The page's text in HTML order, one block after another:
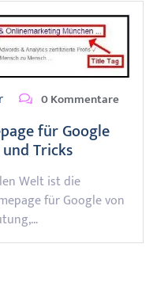
0 Kommentare
für Google
Tricks
Welt ist die
für Google von